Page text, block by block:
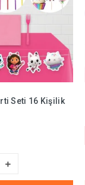
Seti 16 Kişilik